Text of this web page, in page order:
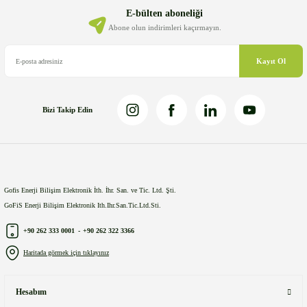
Ürün bilgilerinde hatalar bulunuyor.
Ürün fiyatı diğer sitelerden daha pahalı.
E-bülten aboneliği
Abone olun indirimleri kaçırmayın.
Kayıt Ol
Bizi Takip Edin
Gofis Enerji Bilişim Elektronik İth. İhr. San. ve Tic. Ltd. Şti.
GoFiS Enerji Bilişim Elektronik Ith.Ihr.San.Tic.Ltd.Sti.
+90 262 333 0001 - +90 262 322 3366
Haritada görmek için tıklayınız
Hesabım